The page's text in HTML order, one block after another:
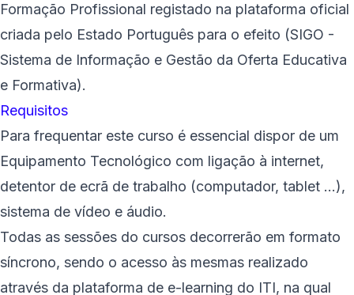
Formação Profissional registado na plataforma oficial
criada pelo Estado Português para o efeito (SIGO -
Sistema de Informação e Gestão da Oferta Educativa
e Formativa).
Requisitos
Para frequentar este curso é essencial dispor de um
Equipamento Tecnológico com ligação à internet,
detentor de ecrã de trabalho (computador, tablet ...),
sistema de vídeo e áudio.
Todas as sessões do cursos decorrerão em formato
síncrono, sendo o acesso às mesmas realizado
através da plataforma de e-learning do ITI, na qual